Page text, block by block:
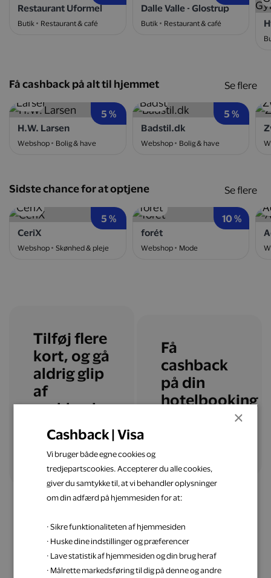
Restaurant Uformel
Butik Restaurant & café
Dalle Valle - Glostrup
Butik
Restaurant & café
Få cashback på alt til hjemmet
5 %
H.W. Larsen
Webshop Bolig & have
5 %
Badstil.dk
Webshop Bolig & have
Se flere
Sidste chance for at optjene
5 %
CeriX
Webshop Skønhed & pleje
10 %
forét
Webshop Mode
Se flere
Tilføj flere
kort, og gå
aldrig glip
af
cashback
Tilføj flere kort
Få
cashback
på din
hotelbooking
Få inspiration til din
×
Cashback | Visa
Vi bruger både egne cookies og
tredjepartscookies. Accepterer du alle cookies,
giver du samtykke til, at vi behandler oplysninger
om din adfærd på hjemmesiden for at:
· Sikre funktionaliteten af hjemmesiden
· Huske dine indstillinger og præferencer
· Lave statistik af hjemmesiden og din brug heraf
· Målrette markedsføring til dig på denne og andre